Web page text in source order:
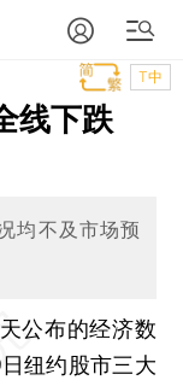
T中
线下跌
均不及市场预
公布的经济数
纽约股市三大